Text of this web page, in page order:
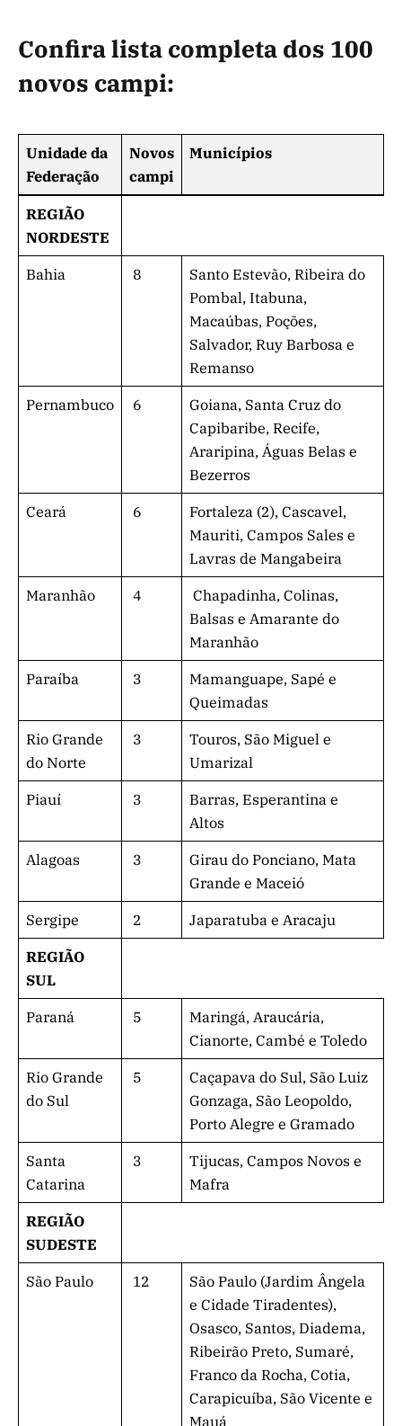
Confira lista completa dos 100
novos campi:
Unidade da
Federação
Novos
campi
Municípios
REGIÃO
NORDESTE
Bahia 8
Santo Estevão, Ribeira do
Pombal, Itabuna,
Macaúbas, Poções,
Salvador, Ruy Barbosa e
Remanso
Pernambuco 6
Goiana, Santa Cruz do
Capibaribe, Recife,
Araripina, Águas Belas e
Bezerros
Ceará 6
Fortaleza (2), Cascavel,
Mauriti, Campos Sales e
Lavras de Mangabeira
Maranhão 4
Chapadinha, Colinas,
Balsas e Amarante do
Maranhão
Paraíba 3
Mamanguape, Sapé e
Queimadas
Rio Grande
do Norte
3
Touros, São Miguel e
Umarizal
Piauí 3
Barras, Esperantina e
Altos
Alagoas 3
Girau do Ponciano, Mata
Grande e Maceió
Sergipe 2 Japaratuba e Aracaju
REGIÃO
SUL
Paraná 5
Maringá, Araucária,
Cianorte, Cambé e Toledo
Rio Grande
do Sul
5
Caçapava do Sul, São Luiz
Gonzaga, São Leopoldo,
Porto Alegre e Gramado
Santa
Catarina
3
Tijucas, Campos Novos e
Mafra
REGIÃO
SUDESTE
São Paulo 12
São Paulo (Jardim Ângela
e Cidade Tiradentes),
Osasco, Santos, Diadema,
Ribeirão Preto, Sumaré,
Franco da Rocha, Cotia,
Carapicuíba, São Vicente e
Mauá